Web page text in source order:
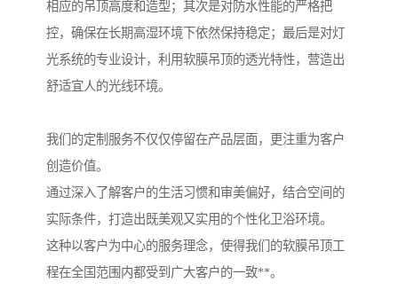
相应的吊顶高度和造型；其次是对防水性能的严格把
控，确保在长期高湿环境下依然保持稳定；最后是对灯
光系统的专业设计，利用软膜吊顶的透光特性，营造出
舒适宜人的光线环境。
我们的定制服务不仅仅停留在产品层面，更注重为客户
创造价值。
通过深入了解客户的生活习惯和审美偏好，结合空间的
实际条件，打造出既美观又实用的个性化卫浴环境。
这种以客户为中心的服务理念，使得我们的软膜吊顶工
程在全国范围内都受到广大客户的一致**。